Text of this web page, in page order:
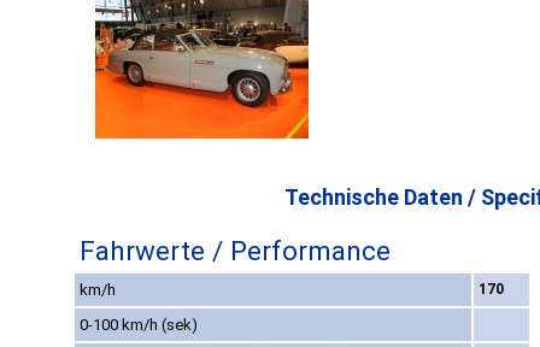
Technische Daten /
Fahrwerte / Performance
km/h 170
0-100 km/h (sek)